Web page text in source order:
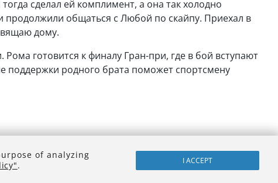
сделал ей комплимент, а она так холодно
продолжили общаться с Любой по скайпу. Приехал в
дому.
готовится к финалу Гран-при, где в бой вступают
поддержки родного брата поможет спортсмену
ИГУ
of analyzing
. I ACCEPT